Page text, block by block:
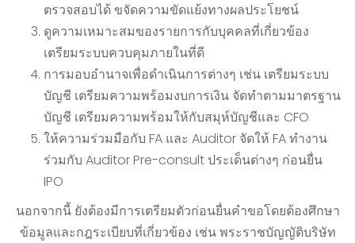
ตรวจสอบได้ ขจัดความขัดแย้งทางผลประโยชน์
ดูความเหมาะสมของรายการกับบุคคลที่เกี่ยวข้อง
เตรียมระบบควบคุมภายในที่ดี
การมอบอำนาจเพื่อดำเนินการต่างๆ เช่น เตรียมระบบ
บัญชี เตรียมความพร้อมงบการเงิน จัดทำตามมาตรฐาน
บัญชี เตรียมความพร้อมให้กับสมุห์บัญชีและ CFO
ให้ความร่วมมือกับ FA และ Auditor จัดให้ FA ทำงาน
ร่วมกับ Auditor Pre-consult ประเด็นต่างๆ ก่อนยื่น
IPO
นอกจากนี้ ยังต้องมีการเตรียมตัวก่อนยื่นคำขอโดยต้องศึกษา
ข้อมูลและกฎระเบียบที่เกี่ยวข้อง เช่น พระราชบัญญัติบริษัท